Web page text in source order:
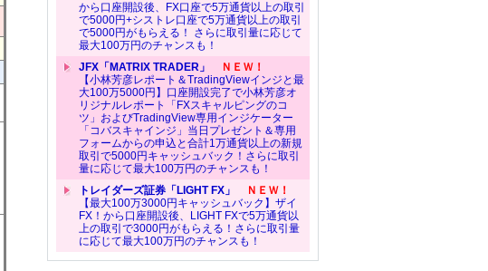
から口座開設後、FX口座で5万通貨以上の取引
で5000円+シストレ口座で5万通貨以上の取引
で5000円がもらえる！ さらに取引量に応じて
最大100万円のチャンスも！
JFX「MATRIX TRADER」
ＮＥＷ！
【小林芳彦レポート＆TradingViewインジと最
大100万5000円】口座開設完了で小林芳彦オ
リジナルレポート「FXスキャルピングのコ
ツ」およびTradingView専用インジケーター
「コバスキャインジ」当日プレゼント＆専用
フォームからの申込と合計1万通貨以上の新規
取引で5000円キャッシュバック！さらに取引
量に応じて最大100万円のチャンスも！
トレイダーズ証券「LIGHT FX」
ＮＥＷ！
【最大100万3000円キャッシュバック】ザイ
FX！から口座開設後、LIGHT FXで5万通貨以
上の取引で3000円がもらえる！さらに取引量
に応じて最大100万円のチャンスも！